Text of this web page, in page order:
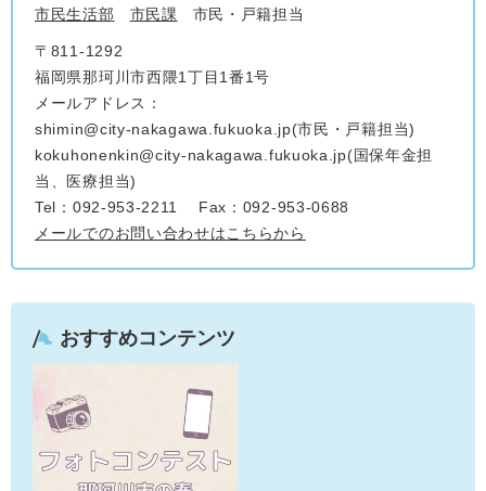
市民生活部 市民課 市民・戸籍担当
〒811-1292
福岡県那珂川市西隈1丁目1番1号
メールアドレス：
shimin@city-nakagawa.fukuoka.jp(市民・戸籍担当)
kokuhonenkin@city-nakagawa.fukuoka.jp(国保年金担
当、医療担当)
Tel：092-953-2211
Fax：092-953-0688
メールでのお問い合わせはこちらから
おすすめコンテンツ